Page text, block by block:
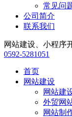
常见问
公司简介
联系我们
网站建设、小程序
0592-5281051
首页
网站建设
网站建
外贸网
网站制